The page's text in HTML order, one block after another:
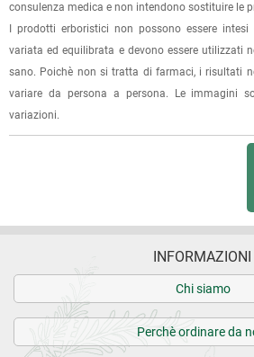
Per maggiori dettagli, vedi le
consulenza medica e non intendono sostituire le
I prodotti erboristici non possono essere
variata ed equilibrata e devono essere utilizzati
sano. Poichè non si tratta di farmaci, i risultati
variare da persona a persona. Le immagini
variazioni.
INFORMAZIONI
Chi siamo
Perchè ordinare da